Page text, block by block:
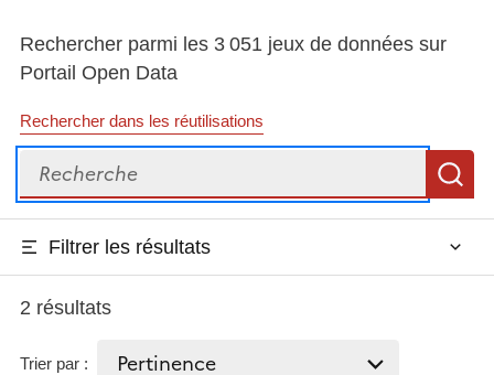
Rechercher parmi les 3 051 jeux de données sur
Portail Open Data
Rechercher dans les réutilisations
Recherche
Filtrer les résultats
2 résultats
Trier par :